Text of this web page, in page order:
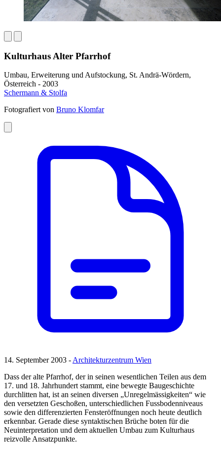
Kulturhaus Alter Pfarrhof
Umbau, Erweiterung und Aufstockung, St. Andrä-Wördern,
Österreich - 2003
Schermann & Stolfa
Fotografiert von Bruno Klomfar
14. September 2003 -Architekturzentrum Wien
Dass der alte Pfarrhof, der in seinen wesentlichen Teilen aus dem
17. und 18. Jahrhundert stammt, eine bewegte Baugeschichte
durchlitten hat, ist an seinen diversen „Unregelmässigkeiten“ wie
den versetzten Geschoßen, unterschiedlichen Fussbodenniveaus
sowie den differenzierten Fensteröffnungen noch heute deutlich
erkennbar. Gerade diese syntaktischen Brüche boten für die
Neuinterpretation und dem aktuellen Umbau zum Kulturhaus
reizvolle Ansatzpunkte.